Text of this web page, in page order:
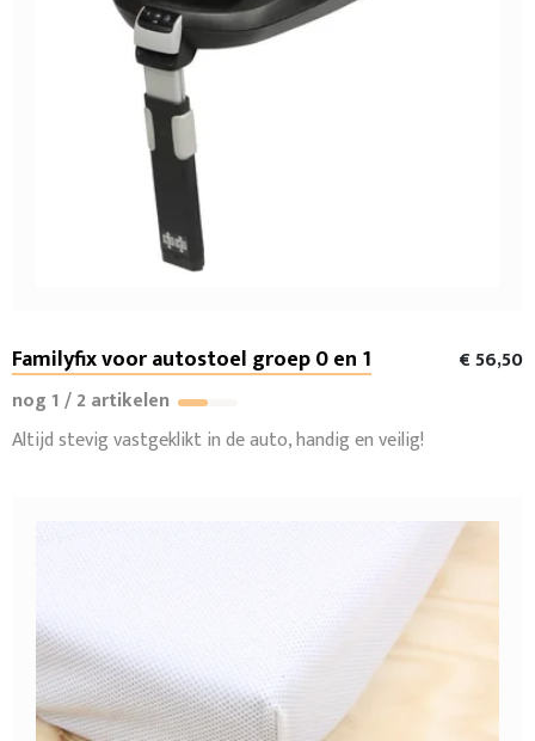
Familyfix voor autostoel groep 0 en 1
€ 56,50
nog 1 / 2 artikelen
Altijd stevig vastgeklikt in de auto, handig en veilig!